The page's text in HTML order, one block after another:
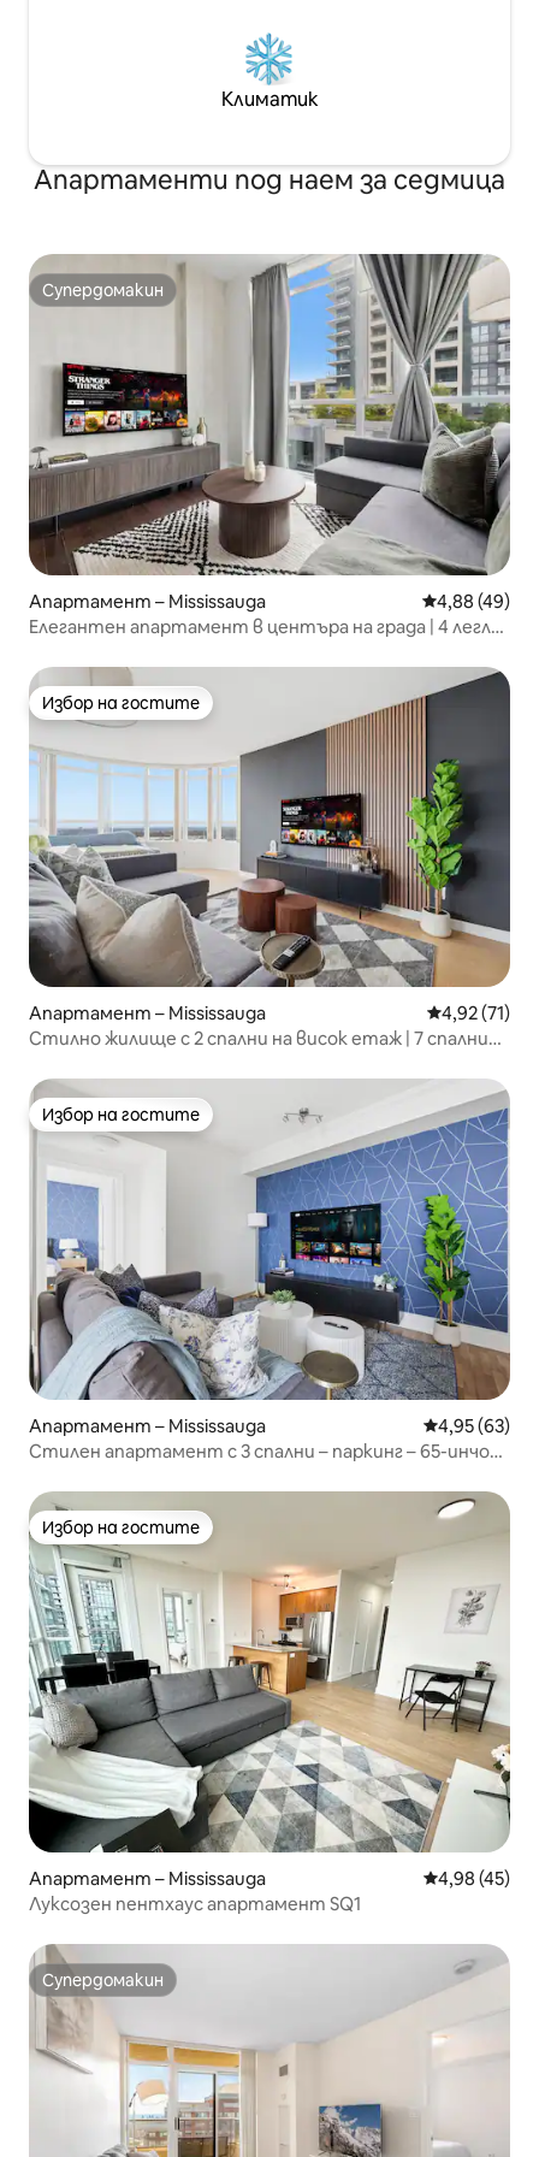
Климатик
Апартаменти под наем за седмица
Супердомакин
Супердомакин
Апартамент – Mississauga Средна
4,88 (49)
Елегантен апартамент в центъра на града | 4 легла
Избор на гостите
Избор на гостите
Апартамент – Mississauga Средна
4,92 (71)
Стилно жилище с 2 спални на висок етаж | 7 спални
Избор на гостите
Избор на гостите
Апартамент – Mississauga Средна
4,95 (63)
Стилен апартамент с 3 спални – паркинг – 65-инчов
Избор на гостите
Избор на гостите
Апартамент – Mississauga Средна
4,98 (45)
Луксозен пентхаус апартамент SQ1
Супердомакин
Супердомакин